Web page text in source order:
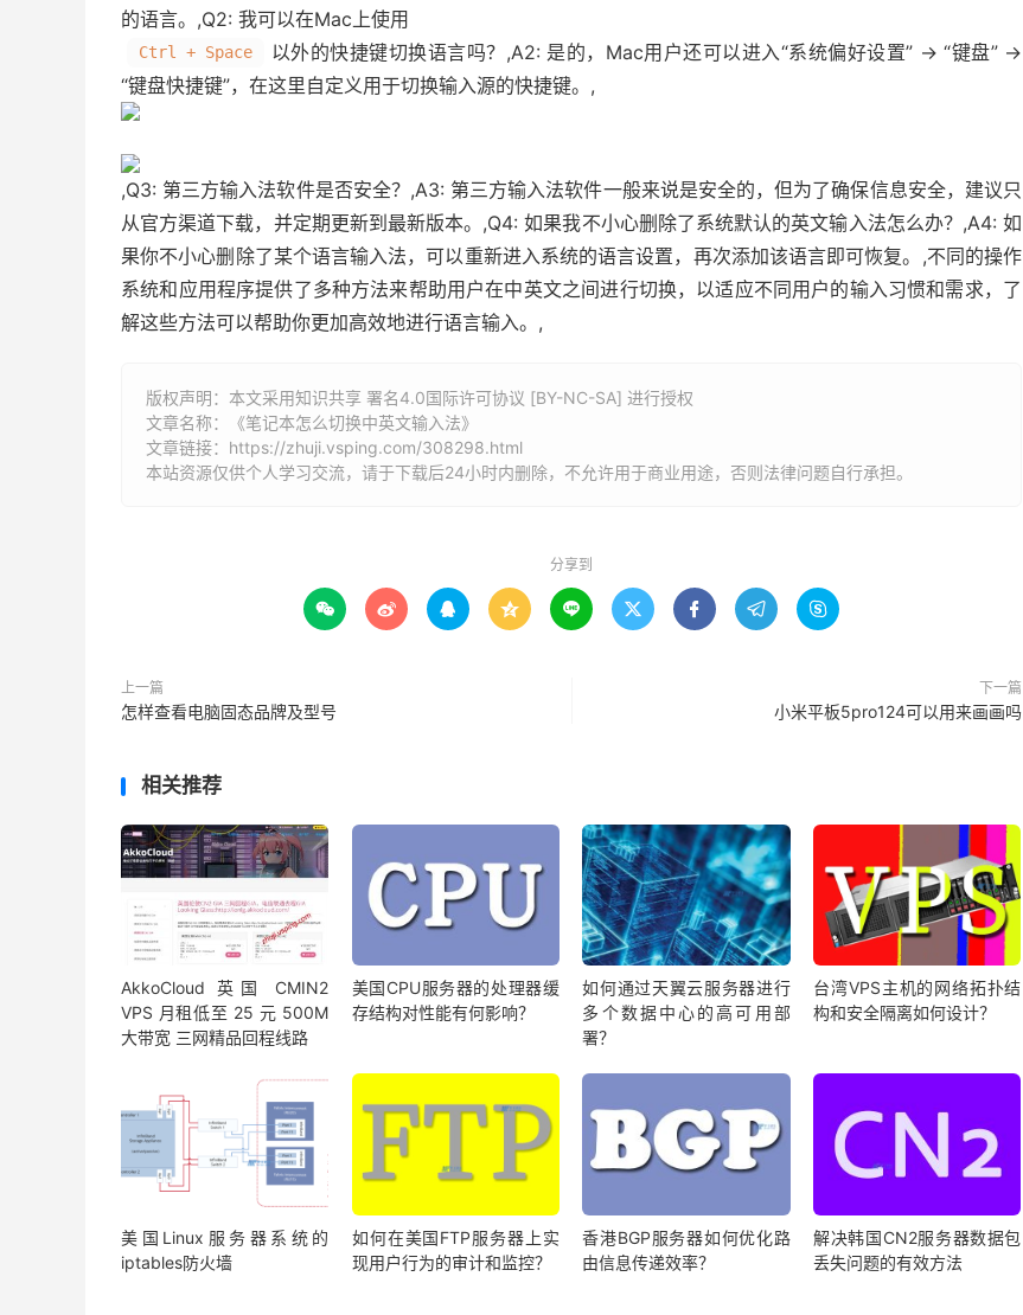
的语言。,Q2: 我可以在Mac上使用
Ctrl + Space
以外的快捷键切换语言吗？,A2: 是的，Mac用户还可以进入“系统偏好设置” -> “键盘” ->
“键盘快捷键”，在这里自定义用于切换输入源的快捷键。,
,Q3: 第三方输入法软件是否安全？,A3: 第三方输入法软件一般来说是安全的，但为了确保信息安全，建议只
从官方渠道下载，并定期更新到最新版本。,Q4: 如果我不小心删除了系统默认的英文输入法怎么办？,A4: 如
果你不小心删除了某个语言输入法，可以重新进入系统的语言设置，再次添加该语言即可恢复。,不同的操作
系统和应用程序提供了多种方法来帮助用户在中英文之间进行切换，以适应不同用户的输入习惯和需求，了
解这些方法可以帮助你更加高效地进行语言输入。,
版权声明：本文采用知识共享 署名4.0国际许可协议 [BY-NC-SA] 进行授权
文章名称：《笔记本怎么切换中英文输入法》
文章链接： https://zhuji.vsping.com/308298.html
本站资源仅供个人学习交流，请于下载后24小时内删除，不允许用于商业用途，否则法律问题自行承担。
分享到
        
上一篇
怎样查看电脑固态品牌及型号
下一篇
小米平板5pro124可以用来画画吗
相关推荐
AkkoCloud 英国 CMIN2
VPS 月租低至 25 元 500M
大带宽 三网精品回程线路
美国CPU服务器的处理器缓
存结构对性能有何影响？
如何通过天翼云服务器进行
多个数据中心的高可用部
署？
台湾VPS主机的网络拓扑结
构和安全隔离如何设计？
美国Linux服务器系统的
iptables防火墙
如何在美国FTP服务器上实
现用户行为的审计和监控？
香港BGP服务器如何优化路
由信息传递效率？
解决韩国CN2服务器数据包
丢失问题的有效方法